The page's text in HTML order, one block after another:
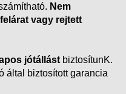
Nem
vagy rejtett
jótállást biztosítunK.
által biztosított garancia